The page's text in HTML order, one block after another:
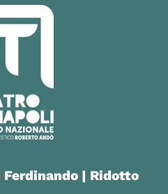
Ferdinando | Ridotto